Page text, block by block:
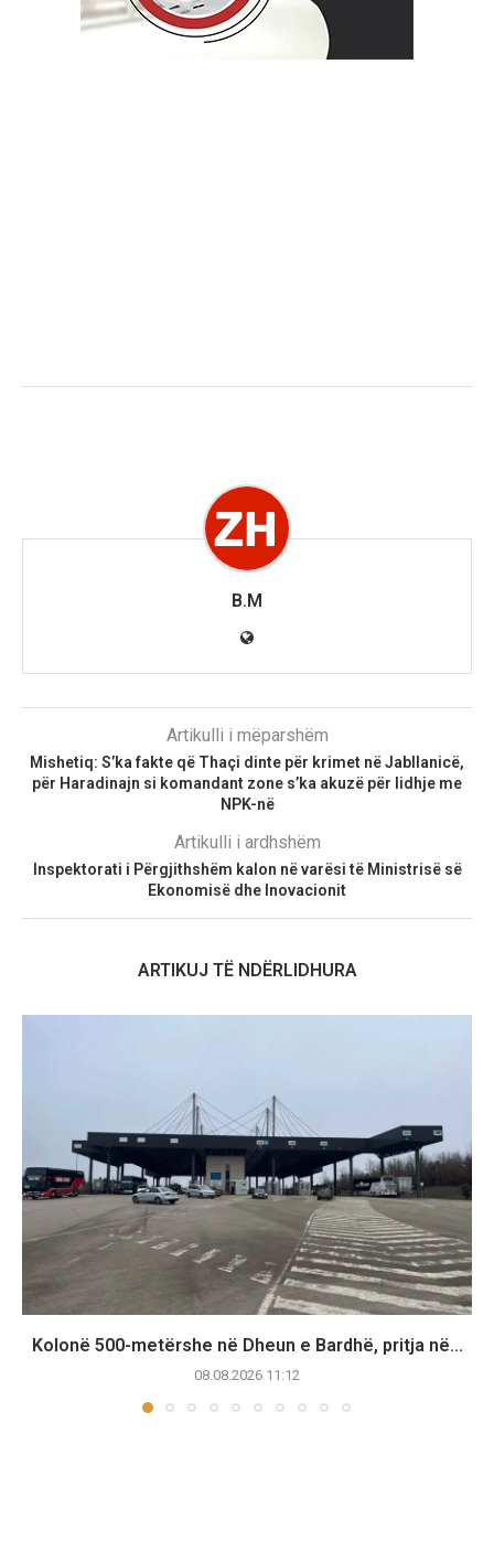
B.M
Artikulli i mëparshëm
Mishetiq: S’ka fakte që Thaçi dinte për krimet në Jabllanicë,
për Haradinajn si komandant zone s’ka akuzë për lidhje me
NPK-në
Artikulli i ardhshëm
Inspektorati i Përgjithshëm kalon në varësi të Ministrisë së
Ekonomisë dhe Inovacionit
ARTIKUJ TË NDËRLIDHURA
Kolonë 500-metërshe në Dheun e Bardhë, pritja në...
08.08.2026 11:12